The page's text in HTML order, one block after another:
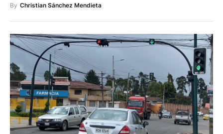
By Christian Sánchez Mendieta